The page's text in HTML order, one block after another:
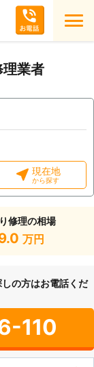
業者
現在地
から探す
修理の相場
万円
の方はお電話くだ
110